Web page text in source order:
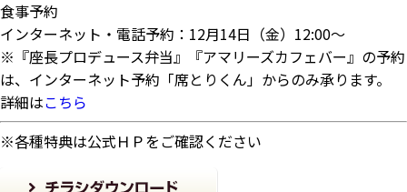
食事予約
インターネット・電話予約：12月14日（金）12:00～
※『座長プロデュース弁当』『アマリーズカフェバー』の予約
は、インターネット予約「席とりくん」からのみ承ります。
詳細はこちら
※各種特典は公式ＨＰをご確認ください